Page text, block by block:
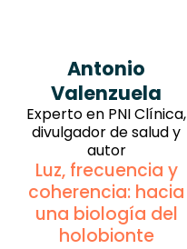
Antonio
Valenzuela
Experto en PNI Clínica,
divulgador de salud y
autor
Luz, frecuencia y
coherencia: hacia
una biología del
holobionte